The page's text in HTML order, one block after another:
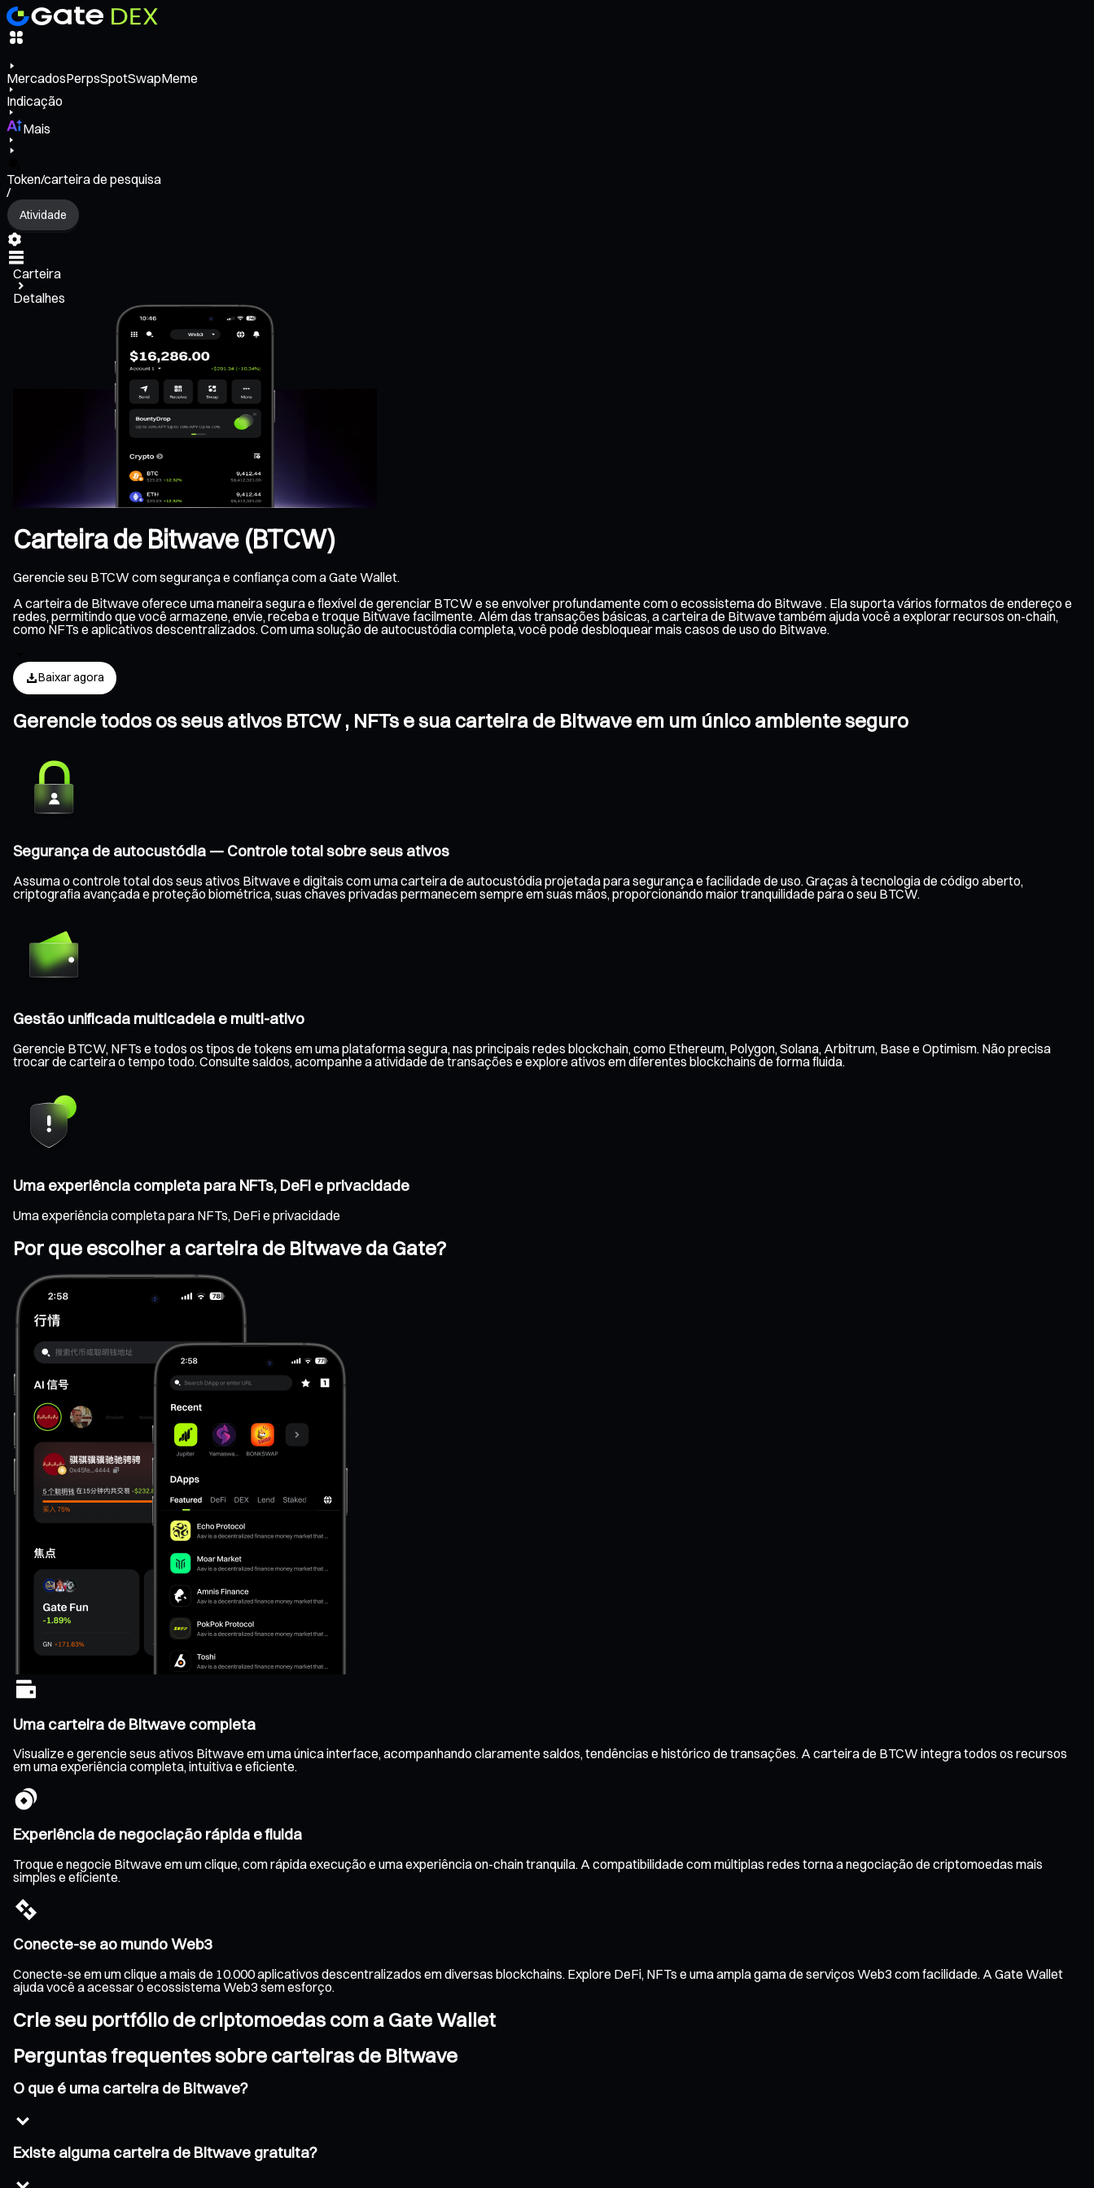
MercadosPerpsSpotSwapMeme
Indicação
Mais
Token/carteira de pesquisa
/
Atividade
Carteira
Detalhes
Carteira de Bitwave (BTCW)
Gerencie seu BTCW com segurança e confiança com a Gate Wallet.
A carteira de Bitwave oferece uma maneira segura e flexível de gerenciar BTCW e se envolver profundamente com o ecossistema do Bitwave . Ela suporta vários formatos de endereço e
redes, permitindo que você armazene, envie, receba e troque Bitwave facilmente. Além das transações básicas, a carteira de Bitwave também ajuda você a explorar recursos on-chain,
como NFTs e aplicativos descentralizados. Com uma solução de autocustódia completa, você pode desbloquear mais casos de uso do Bitwave.
Baixar agora
Gerencie todos os seus ativos BTCW , NFTs e sua carteira de Bitwave em um único ambiente seguro
Segurança de autocustódia — Controle total sobre seus ativos
Assuma o controle total dos seus ativos Bitwave e digitais com uma carteira de autocustódia projetada para segurança e facilidade de uso. Graças à tecnologia de código aberto,
criptografia avançada e proteção biométrica, suas chaves privadas permanecem sempre em suas mãos, proporcionando maior tranquilidade para o seu BTCW.
Gestão unificada multicadeia e multi-ativo
Gerencie BTCW, NFTs e todos os tipos de tokens em uma plataforma segura, nas principais redes blockchain, como Ethereum, Polygon, Solana, Arbitrum, Base e Optimism. Não precisa
trocar de carteira o tempo todo. Consulte saldos, acompanhe a atividade de transações e explore ativos em diferentes blockchains de forma fluida.
Uma experiência completa para NFTs, DeFi e privacidade
Uma experiência completa para NFTs, DeFi e privacidade
Por que escolher a carteira de Bitwave da Gate?
Uma carteira de Bitwave completa
Visualize e gerencie seus ativos Bitwave em uma única interface, acompanhando claramente saldos, tendências e histórico de transações. A carteira de BTCW integra todos os recursos
em uma experiência completa, intuitiva e eficiente.
Experiência de negociação rápida e fluida
Troque e negocie Bitwave em um clique, com rápida execução e uma experiência on-chain tranquila. A compatibilidade com múltiplas redes torna a negociação de criptomoedas mais
simples e eficiente.
Conecte-se ao mundo Web3
Conecte-se em um clique a mais de 10.000 aplicativos descentralizados em diversas blockchains. Explore DeFi, NFTs e uma ampla gama de serviços Web3 com facilidade. A Gate Wallet
ajuda você a acessar o ecossistema Web3 sem esforço.
Crie seu portfólio de criptomoedas com a Gate Wallet
Perguntas frequentes sobre carteiras de Bitwave
O que é uma carteira de Bitwave?
Existe alguma carteira de Bitwave gratuita?